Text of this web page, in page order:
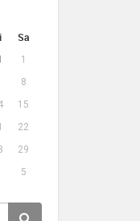
Sa
1
8
15
22
29
5